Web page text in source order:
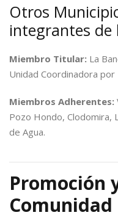
Otros
integrantes de
Miembro Titular: La
Unidad Coordinadora por
Miembros Adherentes:
Pozo Hondo, Clodomira,
de Agua.
Promoción
Comunidad